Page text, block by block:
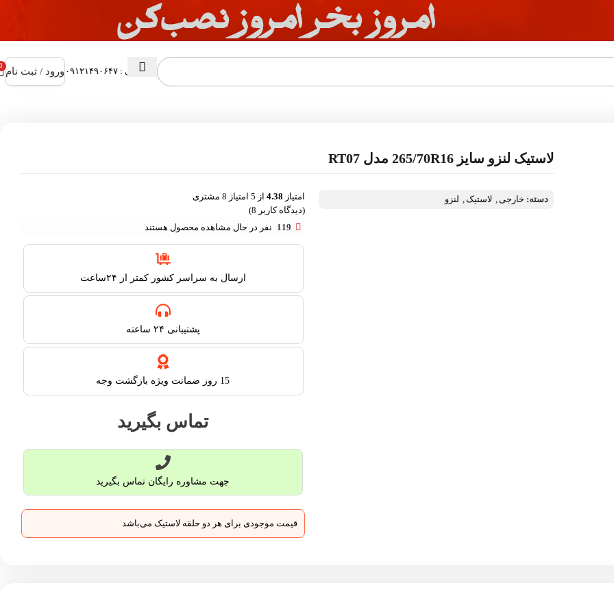
پشتیبانی : ۰۹۱۲۱۴۹۰۶۴۷ ورود / ثبت نام
لاستیک لنزو سایز 265/70R16 مدل RT07
دسته: خارجی, لاستیک, لنزو امتیاز 4.38 از 5 امتیاز 8 مشتری
(دیدگاه کاربر 8
)
119 نفر در حال مشاهده محصول هستند
ارسال به سراسر کشور کمتر از ۲۴ساعت
پشتیبانی ۲۴ ساعته​
15 روز ضمانت ویژه بازگشت وجه
تماس بگیرید
جهت مشاوره رایگان تماس بگیرید
قیمت موجودی برای هر دو حلقه لاستیک می‌باشد